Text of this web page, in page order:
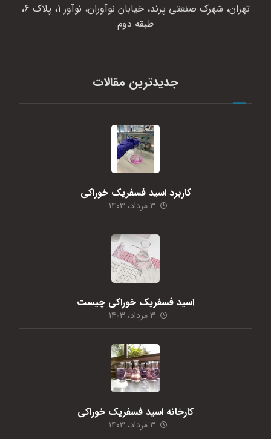
تهران، شهرک صنعتی پرند، خیابان نوآوران، نوآور 1، پلاک 6،
طبقه دوم
جدیدترین مقالات
کاربرد اسید فسفریک خوراکی
۳ مرداد، ۱۴۰۳
اسید فسفریک خوراکی چیست
۳ مرداد، ۱۴۰۳
کارخانه اسید فسفریک خوراکی
۳ مرداد، ۱۴۰۳